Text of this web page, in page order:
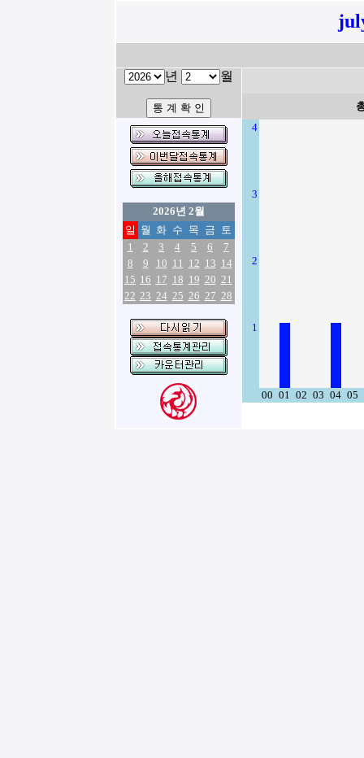
년 월
2026년 2월
일 월 화 수 목 금 토
1
2 3 4 5 6
7
8
9 10 11 12 13 14
15 16 17 18 19 20 21
22 23 24 25 26 27 28
4
3
2
1
00 01 02 03 04 05